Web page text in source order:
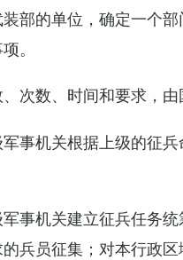
部的单位，确定一个
。
次数、时间和要求，由
事机关根据上级的征
事机关建立征兵任务
兵员征集；对本行政